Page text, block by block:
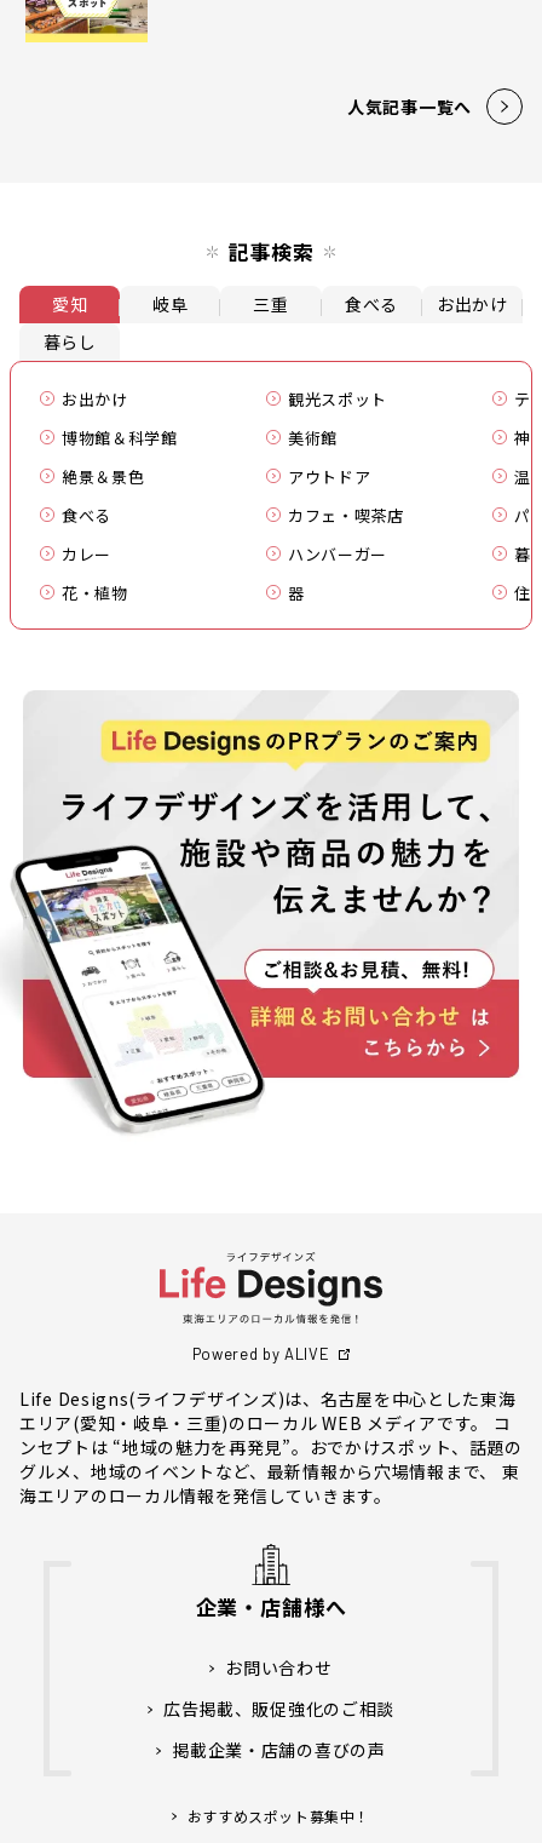
人気記事一覧へ
記事検索
愛知 岐阜 三重 食べる
お出かけ
暮らし
お出かけ 観光スポット
テ
博物館＆科学館
美術館
神
絶景＆景色
アウトドア
温
食べる
カフェ・喫茶店
パ
カレー
ハンバーガー
暮
花・植物
器 住
Powered by ALIVE
Life Designs(ライフデザインズ)は、名古屋を中心とした東海
エリア(愛知・岐阜・三重)のローカル WEB メディアです。 コ
ンセプトは “地域の魅力を再発見”。おでかけスポット、話題の
グルメ、地域のイベントなど、最新情報から穴場情報まで、 東
海エリアのローカル情報を発信していきます。
企業・店舗様へ
お問い合わせ
広告掲載、販促強化のご相談
掲載企業・店舗の喜びの声
おすすめスポット募集中！